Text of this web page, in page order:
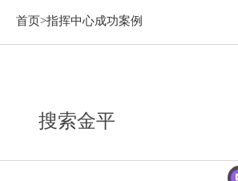
首页>指挥中心成功案例
搜索金平